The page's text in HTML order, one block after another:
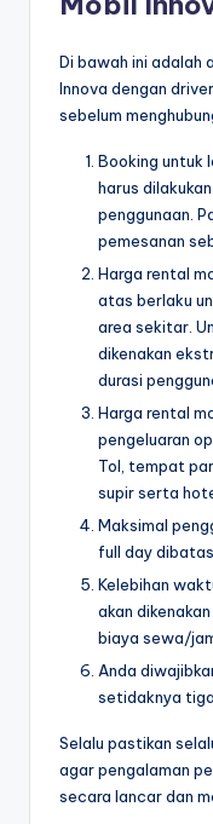
Di bawah ini adalah
Innova dengan
sebelum
Booking untuk
harus
penggunaan.
pemesanan
Harga rental
atas berlaku
area sekitar.
dikenakan
durasi
Harga rental
pengeluaran
Tol, tempat
supir serta
Maksimal
full day
Kelebihan
akan
biaya sewa/
Anda
setidaknya
Selalu pastikan
agar pengalaman
secara lancar dan